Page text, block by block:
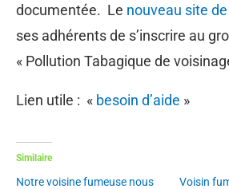
documentée. Le nouveau site
ses adhérents de s’inscrire au
« Pollution Tabagique de
Lien utile : « besoin d’aide »
Similaire
Notre voisine fumeuse nous
Voisin